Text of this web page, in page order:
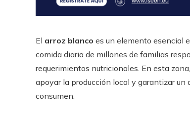
El arroz blanco es un elemento esencial
comida diaria de millones de familias
requerimientos nutricionales. En esta
apoyar la producción local y garantizar
consumen.